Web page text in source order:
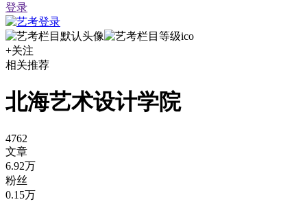
登录
+关注
相关推荐
北海艺术设计学院
4762
文章
6.92万
粉丝
0.15万